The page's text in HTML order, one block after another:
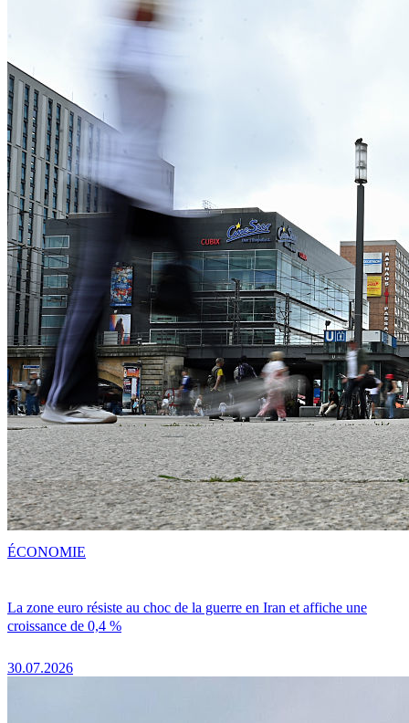
La zone euro résiste au choc de la guerre en Iran et affiche une
croissance de 0,4 %
30.07.2026
ÉCONOMIE